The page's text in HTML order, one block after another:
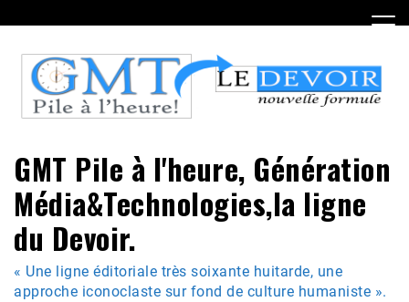
to
content
GMT Pile à l'heure, Génération
Média&Technologies,la ligne
du Devoir.
« Une ligne éditoriale très soixante huitarde, une
approche iconoclaste sur fond de culture humaniste ».